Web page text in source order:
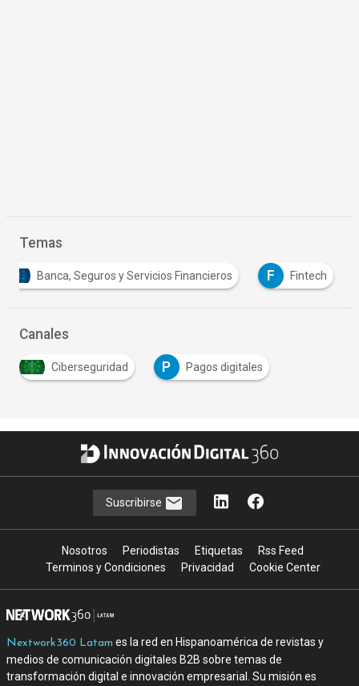
Temas
Banca, Seguros y Servicios Financieros F Fintech
Canales
Ciberseguridad P Pagos digitales
Suscribirse
Nosotros Periodistas Etiquetas
Rss Feed
Terminos y Condiciones
Privacidad Cookie Center
Nextwork360 Latam es la red en Hispanoamérica de revistas y
medios de comunicación digitales B2B sobre temas de
transformación digital e innovación empresarial. Su misión es